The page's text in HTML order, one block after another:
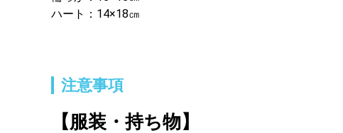
ハート：14×18㎝
注意事項
【服装・持ち物】